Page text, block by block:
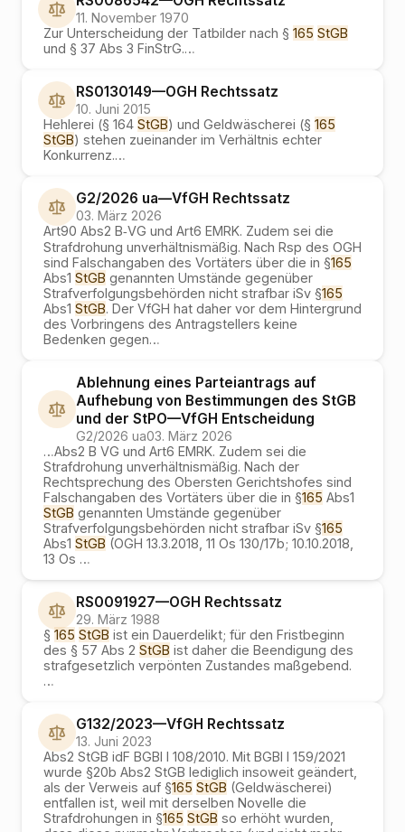
11. November 1970
Zur Unterscheidung der Tatbilder nach § 165 StGB
und § 37 Abs 3 FinStrG.…
RS0130149—OGH Rechtssatz
10. Juni 2015
Hehlerei (§ 164 StGB) und Geldwäscherei (§ 165
StGB) stehen zueinander im Verhältnis echter
Konkurrenz.…
G2/2026 ua—VfGH Rechtssatz
03. März 2026
Art90 Abs2 B‑VG und Art6 EMRK. Zudem sei die
Strafdrohung unverhältnismäßig. Nach Rsp des OGH
sind Falschangaben des Vortäters über die in §165
Abs1 StGB genannten Umstände gegenüber
Strafverfolgungsbehörden nicht strafbar iSv §165
Abs1 StGB. Der VfGH hat daher vor dem Hintergrund
des Vorbringens des Antragstellers keine
Bedenken gegen…
Ablehnung eines Parteiantrags auf
Aufhebung von Bestimmungen des StGB
und der StPO—VfGH Entscheidung
G2/2026 ua03. März 2026
…Abs2 B VG und Art6 EMRK. Zudem sei die
Strafdrohung unverhältnismäßig. Nach der
Rechtsprechung des Obersten Gerichtshofes sind
Falschangaben des Vortäters über die in §165 Abs1
StGB genannten Umstände gegenüber
Strafverfolgungsbehörden nicht strafbar iSv §165
Abs1 StGB (OGH 13.3.2018, 11 Os 130/17b; 10.10.2018,
13 Os …
RS0091927—OGH Rechtssatz
29. März 1988
§165 StGB ist ein Dauerdelikt; für den Fristbeginn
des § 57 Abs 2 StGB ist daher die Beendigung des
strafgesetzlich verpönten Zustandes maßgebend.
…
G132/2023—VfGH Rechtssatz
13. Juni 2023
Abs2 StGB idF BGBl I 108/2010. Mit BGBl I 159/2021
wurde §20b Abs2 StGB lediglich insoweit geändert,
als der Verweis auf §165 StGB (Geldwäscherei)
entfallen ist, weil mit derselben Novelle die
Strafdrohungen in §165 StGB so erhöht wurden,